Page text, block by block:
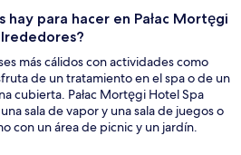
hay para hacer en Pałac Mortęgi
más cálidos con actividades como
de un tratamiento en el spa o de un
cubierta. Pałac Mortęgi Hotel Spa
sala de vapor y una sala de juegos o
con un área de picnic y un jardín.